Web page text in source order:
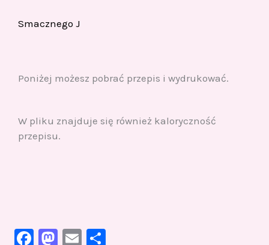
Smacznego J
Poniżej możesz pobrać przepis i wydrukować.
W pliku znajduje się również kaloryczność
przepisu.
F
M E